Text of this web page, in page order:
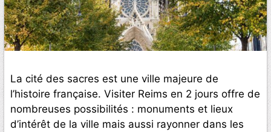
La cité des sacres est une ville majeure de
l’histoire française. Visiter Reims en 2 jours offre de
nombreuses possibilités : monuments et lieux
d’intérêt de la ville mais aussi rayonner dans les